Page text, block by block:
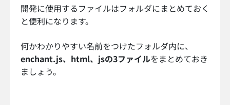
開発に使用するファイルはフォルダにまとめておく
と便利になります。
何かわかりやすい名前をつけたフォルダ内に、
enchant.js、html、jsの3ファイルをまとめておき
ましょう。